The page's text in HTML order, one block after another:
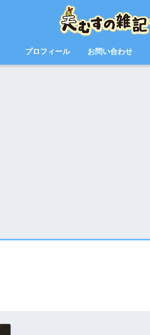
プロフィール お問い合わせ